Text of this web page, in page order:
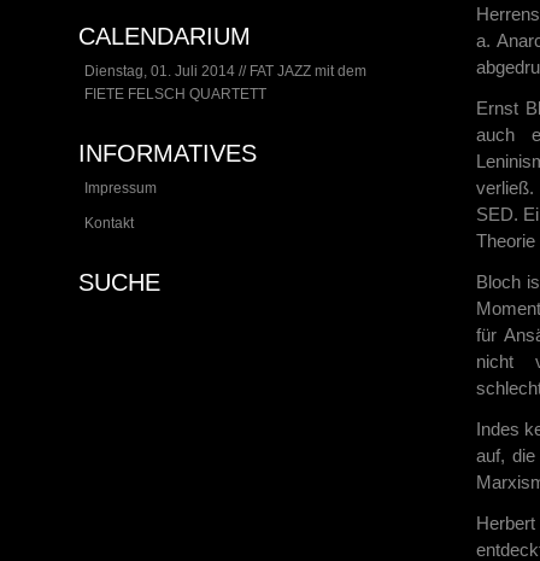
CALENDARIUM
Dienstag, 01. Juli 2014 // FAT JAZZ mit dem
FIETE FELSCH QUARTETT
INFORMATIVES
Impressum
Kontakt
SUCHE
a.
Ernst
auch
verließ.
SED.
Bloch
für
nicht
Indes
auf,